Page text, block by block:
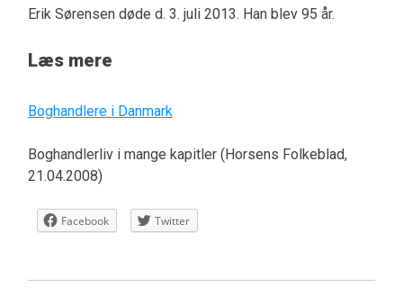
Erik Sørensen døde d. 3. juli 2013. Han blev 95 år.
Læs mere
Boghandlere i Danmark
Boghandlerliv i mange kapitler (Horsens Folkeblad,
21.04.2008)
Facebook Twitter